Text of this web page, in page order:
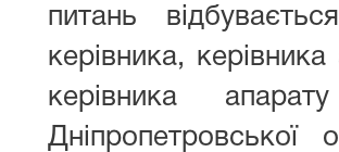
питань
керівника,
керівника
Дніпропетровської